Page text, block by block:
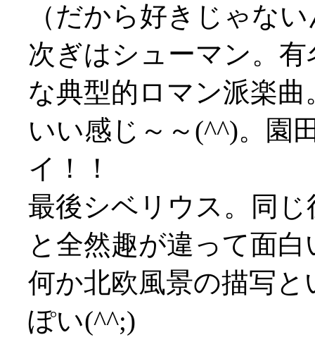
（だから好きじゃな
次ぎはシューマン。
な典型的ロマン派楽曲
いい感じ～～(^^)。園
イ！！
最後シベリウス。同
と全然趣が違って面
何か北欧風景の描写
ぽい(^^;)